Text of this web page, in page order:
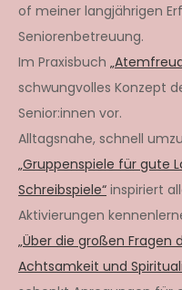
of meiner langjährigen
Seniorenbetreuung.
Im Praxisbuch
schwungvolles Konzept
Senior:innen vor.
Alltagsnahe, schnell
„Gruppenspiele für gute
Schreibspiele“ inspiriert
Aktivierungen
„Über die großen Fragen
Achtsamkeit und